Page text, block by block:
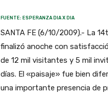
FUENTE: ESPERANZA DIA X DIA
SANTA FE (6/10/2009).- La
finalizó anoche con
de 12 mil visitantes y 5 mil
días. El «paisaje» fue bien
una importante presencia de